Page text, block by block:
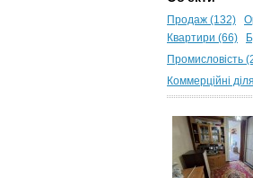
Продаж (132)
Квартири (66)
Промисловість
Коммерційні